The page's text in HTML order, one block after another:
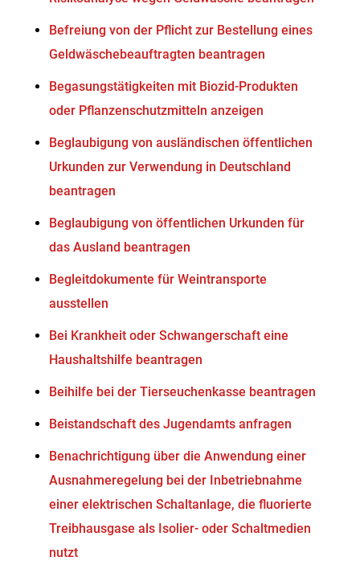
Befreiung von der Pflicht zur Bestellung eines
Geldwäschebeauftragten beantragen
Begasungstätigkeiten mit Biozid-Produkten
oder Pflanzenschutzmitteln anzeigen
Beglaubigung von ausländischen öffentlichen
Urkunden zur Verwendung in Deutschland
beantragen
Beglaubigung von öffentlichen Urkunden für
das Ausland beantragen
Begleitdokumente für Weintransporte
ausstellen
Bei Krankheit oder Schwangerschaft eine
Haushaltshilfe beantragen
Beihilfe bei der Tierseuchenkasse beantragen
Beistandschaft des Jugendamts anfragen
Benachrichtigung über die Anwendung einer
Ausnahmeregelung bei der Inbetriebnahme
einer elektrischen Schaltanlage, die fluorierte
Treibhausgase als Isolier- oder Schaltmedien
nutzt